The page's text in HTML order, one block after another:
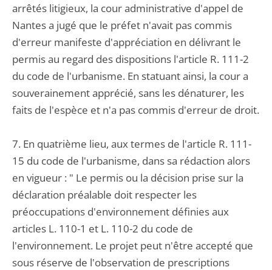
arrêtés litigieux, la cour administrative d'appel de
Nantes a jugé que le préfet n'avait pas commis
d'erreur manifeste d'appréciation en délivrant le
permis au regard des dispositions l'article R. 111-2
du code de l'urbanisme. En statuant ainsi, la cour a
souverainement apprécié, sans les dénaturer, les
faits de l'espèce et n'a pas commis d'erreur de droit.
7. En quatrième lieu, aux termes de l'article R. 111-
15 du code de l'urbanisme, dans sa rédaction alors
en vigueur : " Le permis ou la décision prise sur la
déclaration préalable doit respecter les
préoccupations d'environnement définies aux
articles L. 110-1 et L. 110-2 du code de
l'environnement. Le projet peut n'être accepté que
sous réserve de l'observation de prescriptions